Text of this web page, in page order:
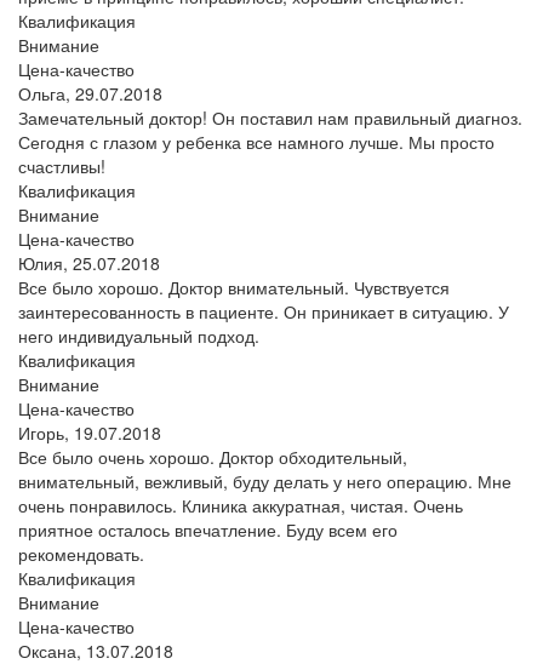
Квалификация
Внимание
Цена-качество
Ольга, 29.07.2018
Замечательный доктор! Он поставил нам правильный диагноз.
Сегодня с глазом у ребенка все намного лучше. Мы просто
счастливы!
Квалификация
Внимание
Цена-качество
Юлия, 25.07.2018
Все было хорошо. Доктор внимательный. Чувствуется
заинтересованность в пациенте. Он приникает в ситуацию. У
него индивидуальный подход.
Квалификация
Внимание
Цена-качество
Игорь, 19.07.2018
Все было очень хорошо. Доктор обходительный,
внимательный, вежливый, буду делать у него операцию. Мне
очень понравилось. Клиника аккуратная, чистая. Очень
приятное осталось впечатление. Буду всем его
рекомендовать.
Квалификация
Внимание
Цена-качество
Оксана, 13.07.2018